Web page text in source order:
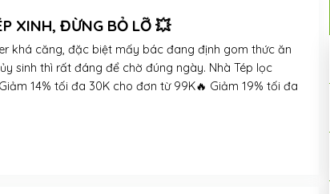
XINH, ĐỪNG BỎ LỠ 💥
khá căng, đặc biệt mấy bác đang định gom thức ăn
sinh thì rất đáng để chờ đúng ngày. Nhà Tép lọc
14% tối đa 30K cho đơn từ 99K🔥 Giảm 19% tối đa